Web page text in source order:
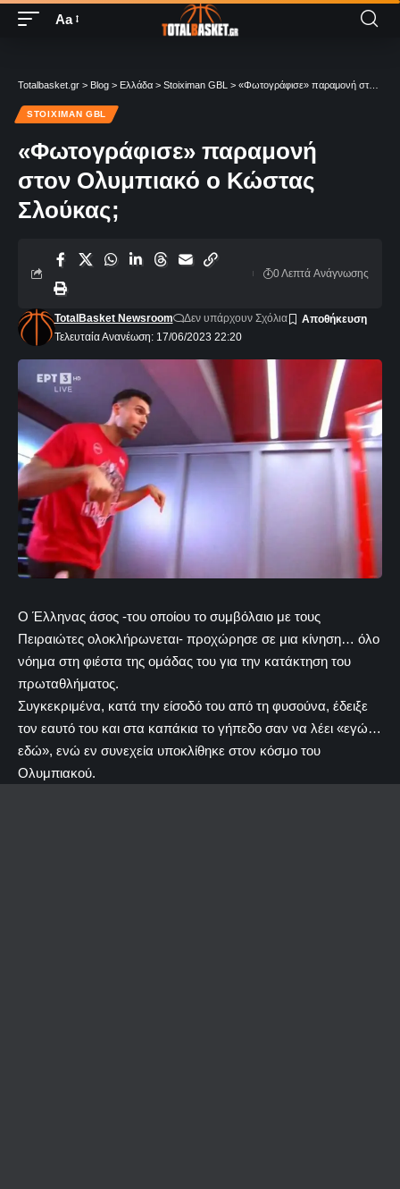
Aa
Totalbasket.gr > Blog > Ελλάδα > Stoiximan GBL > «Φωτογράφισε» παραμονή στον Ολυμπιακό ο Κώστας Σλούκας;
STOIXIMAN GBL
«Φωτογράφισε» παραμονή
στον Ολυμπιακό ο Κώστας
Σλούκας;
Τελευταία Ανανέωση: 17/06/2023 22:20
TotalBasket Newsroom Δεν υπάρχουν Σχόλια
0 Λεπτά Aνάγνωσης
Ο Έλληνας άσος -του οποίου το συμβόλαιο με τους
Πειραιώτες ολοκλήρωνεται- προχώρησε σε μια κίνηση… όλο
νόημα στη φιέστα της ομάδας του για την κατάκτηση του
πρωταθλήματος.
Συγκεκριμένα, κατά την είσοδό του από τη φυσούνα, έδειξε
τον εαυτό του και στα καπάκια το γήπεδο σαν να λέει «εγώ…
εδώ», ενώ εν συνεχεία υποκλίθηκε στον κόσμο του
Ολυμπιακού.